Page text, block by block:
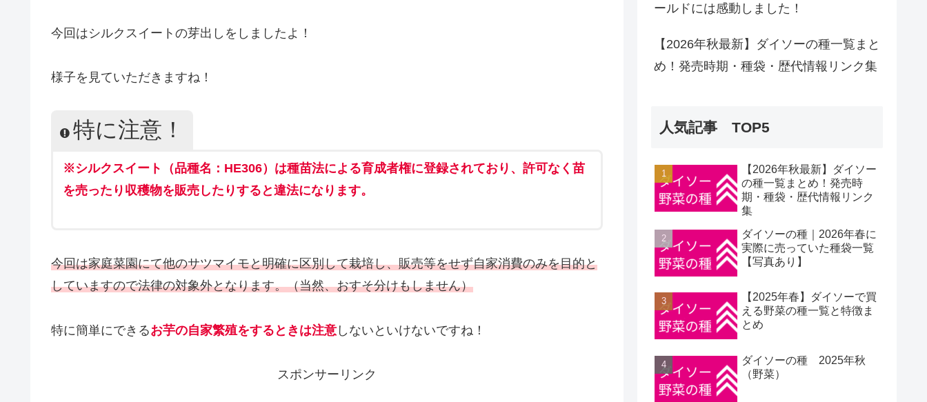
今回はシルクスイートの芽出しをしましたよ！
様子を見ていただきますね！
特に注意！
※シルクスイート（品種名：HE306）は種苗法による育成者権に登録されており、許可なく苗
を売ったり 収穫物を販売 したりすると違法になります。
今回は家庭菜園にて他のサツマイモと明確に区別して栽培し、販売等をせず自家消費のみを目的と
していますので法律の対象外となります。（当然、おすそ分けもしません）
特に簡単にできるお芋の自家繁殖をするときは注意 しないといけないですね！
スポンサーリンク
ールドには感動しました！
【2026年秋最新】ダイソーの種一覧まと
め！発売時期・種袋・歴代情報リンク集
人気記事 TOP5
【2026年秋最新】ダイソー
の種一覧まとめ！発売時
期・種袋・歴代情報リンク
集
ダイソーの種｜2026年春に
実際に売っていた種袋一覧
【写真あり】
【2025年春】ダイソーで買
える野菜の種一覧と特徴ま
とめ
ダイソーの種 2025年秋
（野菜）